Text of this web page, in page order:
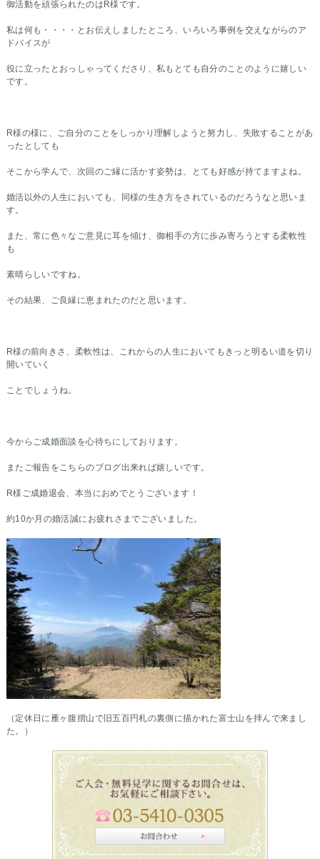
御活動を頑張られたのはR様です。
私は何も・・・・とお伝えしましたところ、いろいろ事例を交えながらのア
ドバイスが
役に立ったとおっしゃってくださり、私もとても自分のことのように嬉しい
です。
R様の様に、ご自分のことをしっかり理解しようと努力し、失敗することがあ
ったとしても
そこから学んで、次回のご縁に活かす姿勢は、とても好感が持てますよね。
婚活以外の人生においても、同様の生き方をされているのだろうなと思いま
す。
また、常に色々なご意見に耳を傾け、御相手の方に歩み寄ろうとする柔軟性
も
素晴らしいですね。
その結果、ご良縁に恵まれたのだと思います。
R様の前向きさ、柔軟性は、これからの人生においてもきっと明るい道を切り
開いていく
ことでしょうね。
今からご成婚面談を心待ちにしております。
またご報告をこちらのブログ出来れば嬉しいです。
R様ご成婚退会、本当におめでとうございます！
約10か月の婚活誠にお疲れさまでございました。
（定休日に雁ヶ腹摺山で旧五百円札の裏側に描かれた富士山を拝んで来まし
た。）